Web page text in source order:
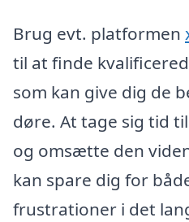
Brug evt. platformen
til at finde
som kan give dig de
døre. At tage sig tid
og omsætte den
kan spare dig for
frustrationer i det